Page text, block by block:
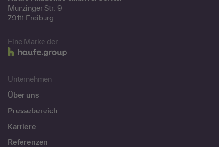
Munzinger Str. 9
79111 Freiburg
Eine Marke der
Unternehmen
Über uns
Pressebereich
Karriere
Referenzen